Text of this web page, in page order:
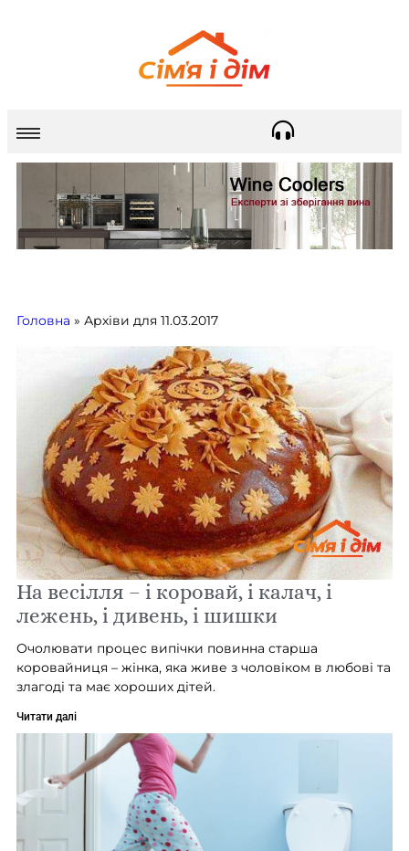
Головна » Архіви для 11.03.2017
На весілля – і коровай, і калач, і
лежень, і дивень, і шишки
Очолювати процес випічки повинна старша
коровайниця – жінка, яка живе з чоловіком в любові та
злагоді та має хороших дітей.
Читати далі